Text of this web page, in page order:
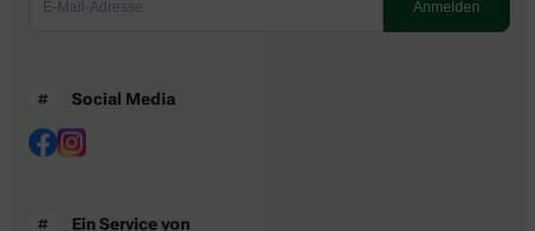
Social Media
Ein Service von